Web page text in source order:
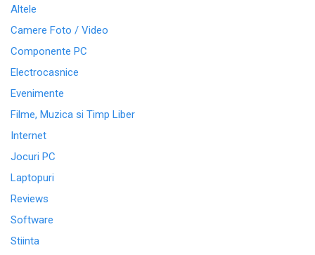
Altele
Camere Foto / Video
Componente PC
Electrocasnice
Evenimente
Filme, Muzica si Timp Liber
Internet
Jocuri PC
Laptopuri
Reviews
Software
Stiinta